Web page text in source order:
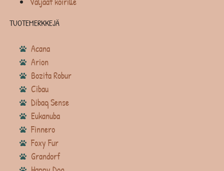
TUOTEMERKKEJÄ
Acana
Arion
Bozita Robur
Cibau
Dibaq Sense
Eukanuba
Finnero
Foxy Fur
Grandorf